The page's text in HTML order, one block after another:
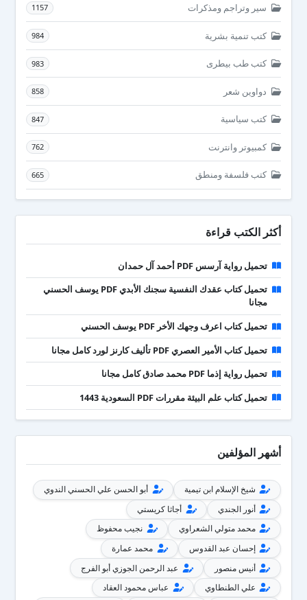
سير وتراجم ومذكرات 1157
كتب تنمية بشرية 984
كتب طب بيطرى 983
دواوين شعر 858
كتب سياسية 847
كمبيوتر وانترنت 762
كتب فلسفة ومنطق 665
أكثر الكتب قراءة
تحميل رواية آرسس PDF أحمد آل حمدان
تحميل كتاب عقدك النفسية سجنك الأبدي PDF يوسف الحسني
مجانا
تحميل كتاب اعرف وجهك الأخر PDF يوسف الحسني
تحميل كتاب الأمير العصري PDF تأليف كارنز لورد كامل مجانا
تحميل رواية إذما PDF محمد صادق كامل مجانا
تحميل كتاب علم البيئة مقررات PDF السعودية 1443
أشهر المؤلفين
شيخ الإسلام ابن تيمية
أبو الحسن علي الحسني الندوي
أنور الجندي
أجاثا كريستي
محمد متولي الشعراوي
نجيب محفوظ
إحسان عبد القدوس
محمد عمارة
أنيس منصور
عبد الرحمن الجوزي أبو الفرج
علي الطنطاوي
عباس محمود العقاد